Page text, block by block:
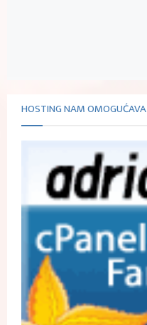
HOSTING NAM OMOGUĆAVA